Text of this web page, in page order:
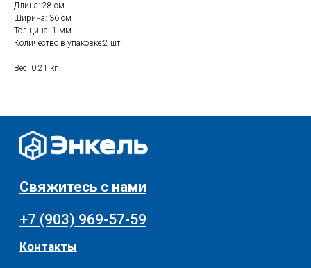
Длина: 28 см
Ширина: 36 см
Толщина: 1 мм
Количество в упаковке:2 шт
Вес: 0,21 кг
Каталог
Мебель
Хранение и порядок
Разное О нас
© 2025 - Интернет-магазин Enkelshop.ru